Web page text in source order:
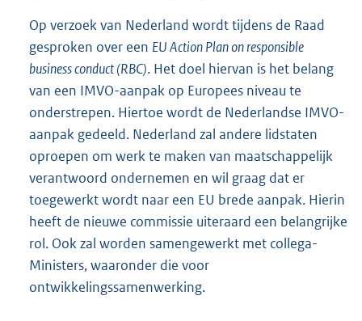
Op verzoek van Nederland wordt tijdens de Raad
gesproken over een EU Action Plan on responsible
business conduct (RBC). Het doel hiervan is het belang
van een IMVO-aanpak op Europees niveau te
onderstrepen. Hiertoe wordt de Nederlandse IMVO-
aanpak gedeeld. Nederland zal andere lidstaten
oproepen om werk te maken van maatschappelijk
verantwoord ondernemen en wil graag dat er
toegewerkt wordt naar een EU brede aanpak. Hierin
heeft de nieuwe commissie uiteraard een belangrijke
rol. Ook zal worden samengewerkt met collega-
Ministers, waaronder die voor
ontwikkelingssamenwerking.